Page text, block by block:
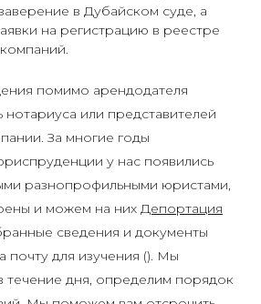
в Дубайском суде, а
на регистрацию в реестре
помимо арендодателя
или представителей
За многие годы
у нас появились
разнопрофильными юристами,
и можем на них Депортация
сведения и документы
почту для изучения (). Мы
течение дня, определим порядок